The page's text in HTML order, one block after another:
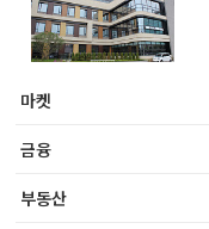
마켓
금융
부동산